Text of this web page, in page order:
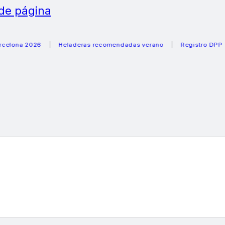
página
2026 Heladeras recomendadas verano Registro DPP